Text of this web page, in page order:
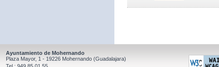
Ayuntamiento de Mohernando
Plaza Mayor, 1 - 19226 Mohernando (Guadalajara)